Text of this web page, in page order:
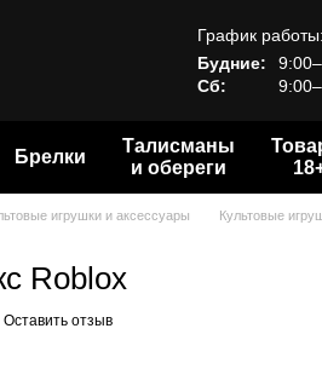
График работы:
Будние:
Сб:
Брелки
Талисманы
и обереги
игрушки и аксессуары
Культовые
Roblox
Оставить отзыв